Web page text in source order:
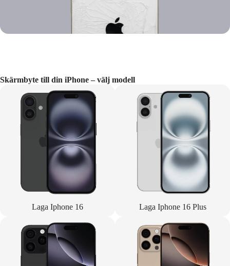
Skärmbyte till din iPhone – välj modell
Laga Iphone 16 Laga Iphone 16 Plus